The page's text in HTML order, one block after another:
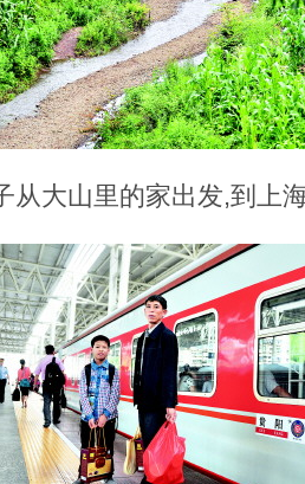
从大山里的家出发,到上